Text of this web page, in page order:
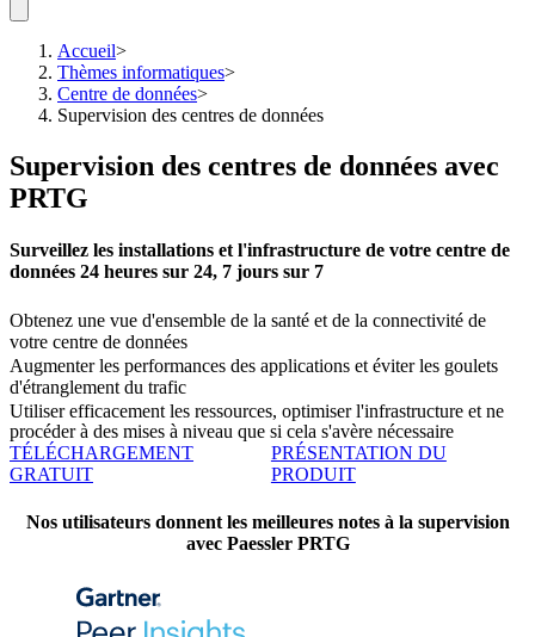
Accueil>
Thèmes informatiques>
Centre de données>
Supervision des centres de données
Supervision des centres de données avec
PRTG
Surveillez les installations et l'infrastructure de votre centre de
données 24 heures sur 24, 7 jours sur 7
Obtenez une vue d'ensemble de la santé et de la connectivité de
votre centre de données
Augmenter les performances des applications et éviter les goulets
d'étranglement du trafic
Utiliser efficacement les ressources, optimiser l'infrastructure et ne
procéder à des mises à niveau que si cela s'avère nécessaire
TÉLÉCHARGEMENT
GRATUIT
PRÉSENTATION DU
PRODUIT
Nos utilisateurs donnent les meilleures notes à la supervision
avec Paessler PRTG